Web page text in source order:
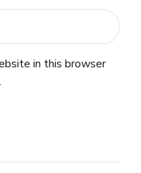
in this browser